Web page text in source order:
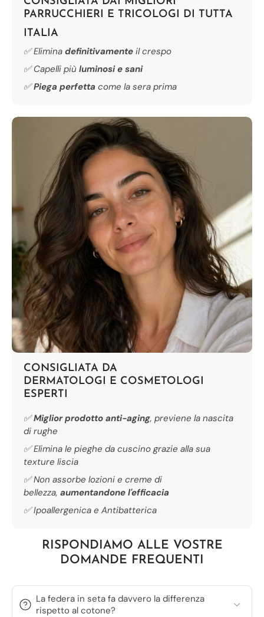
PARRUCCHIERI E TRICOLOGI DI TUTTA
ITALIA
✅ Elimina definitivamente il crespo
✅ Capelli più luminosi e sani
✅Piega perfetta come la sera prima
CONSIGLIATA DA
DERMATOLOGI E COSMETOLOGI ​
ESPERTI
✅Miglior prodotto anti-aging, previene la nascita
di rughe
✅ Elimina le pieghe da cuscino grazie alla sua
texture liscia
✅ Non assorbe lozioni e creme di
bellezza, aumentandone l'efficacia
✅ Ipoallergenica e Antibatterica
RISPONDIAMO ALLE VOSTRE
DOMANDE FREQUENTI
La federa in seta fa davvero la differenza
rispetto al cotone?